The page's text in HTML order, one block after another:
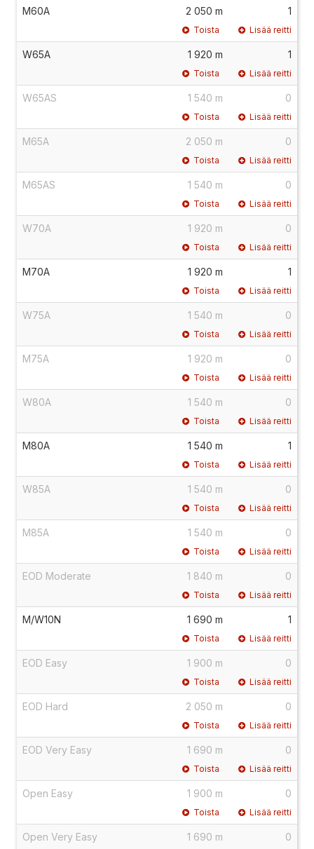
M60A 2 050 m 1
Toista Lisää reitti
W65A 1 920 m 1
Toista Lisää reitti
W65AS 1 540 m 0
Toista Lisää reitti
M65A 2 050 m 0
Toista Lisää reitti
M65AS 1 540 m 0
Toista Lisää reitti
W70A 1 920 m 0
Toista Lisää reitti
M70A 1 920 m 1
Toista Lisää reitti
W75A 1 540 m 0
Toista Lisää reitti
M75A 1 920 m 0
Toista Lisää reitti
W80A 1 540 m 0
Toista Lisää reitti
M80A 1 540 m 1
Toista Lisää reitti
W85A 1 540 m 0
Toista Lisää reitti
M85A 1 540 m 0
Toista Lisää reitti
EOD Moderate 1 840 m 0
Toista Lisää reitti
M/W10N 1 690 m 1
Toista Lisää reitti
EOD Easy 1 900 m 0
Toista Lisää reitti
EOD Hard 2 050 m 0
Toista Lisää reitti
EOD Very Easy 1 690 m 0
Toista Lisää reitti
Open Easy 1 900 m 0
Toista Lisää reitti
Open Very Easy 1 690 m 0